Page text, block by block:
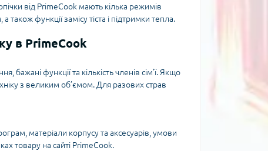
від PrimeCook мають кілька режимів
функції замісу тіста і підтримки тепла.
в PrimeCook
функції та кількість членів сім’ї. Якщо
з великим об’ємом. Для разових страв
матеріали корпусу та аксесуарів, умови
товару на сайті PrimeCook.